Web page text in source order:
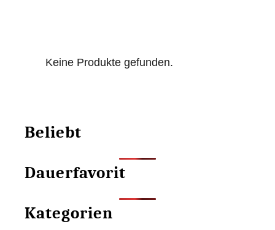
Keine Produkte gefunden.
Beliebt
Dauerfavorit
Kategorien